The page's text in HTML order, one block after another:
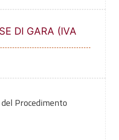
DI GARA (IVA
Procedimento